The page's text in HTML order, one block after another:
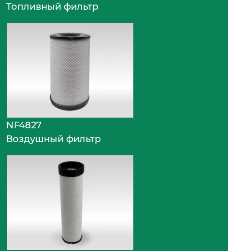
Топливный фильтр
NF4827
Воздушный фильтр